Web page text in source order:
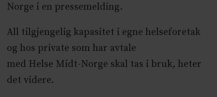
Norge i en pressemelding.
All tilgjengelig kapasitet i egne helseforetak
og hos private som har avtale
med Helse Midt-Norge skal tas i bruk, heter
det videre.